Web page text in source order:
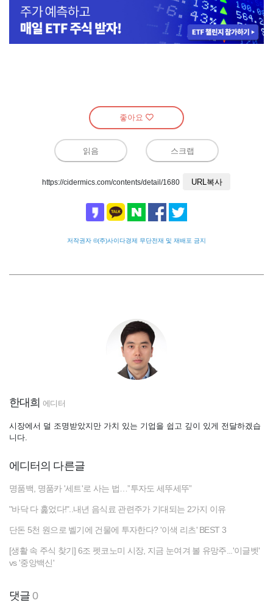
좋아요
읽음 스크랩
https://cidermics.com/contents/detail/1680 URL복사
저작권자 ©(주)사이다경제 무단전재 및 재배포 금지
한대희 에디터
시장에서 덜 조명받았지만 가치 있는 기업을 쉽고 깊이 있게 전달하겠습
니다.
에디터의 다른글
명품백, 명품카 '세트'로 사는 법…”투자도 세뚜세뚜”
"바닥 다 훑었다!"..내년 음식료 관련주가 기대되는 2가지 이유
단돈 5천 원으로 벨기에 건물에 투자한다? '이색 리츠' BEST 3
[생활 속 주식 찾기] 6조 펫코노미 시장, 지금 눈여겨 볼 유망주...'이글벳'
vs '중앙백신'
댓글0